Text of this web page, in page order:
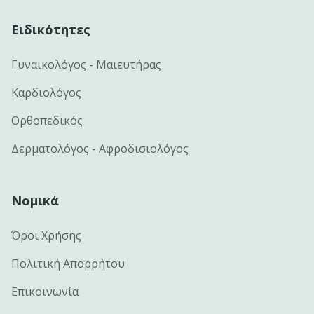
Ειδικότητες
Γυναικολόγος - Μαιευτήρας
Καρδιολόγος
Ορθοπεδικός
Δερματολόγος - Αφροδισιολόγος
Νομικά
Όροι Χρήσης
Πολιτική Απορρήτου
Επικοινωνία